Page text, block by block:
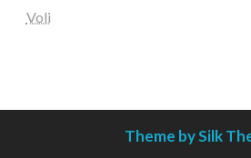
Voli
Theme by Silk